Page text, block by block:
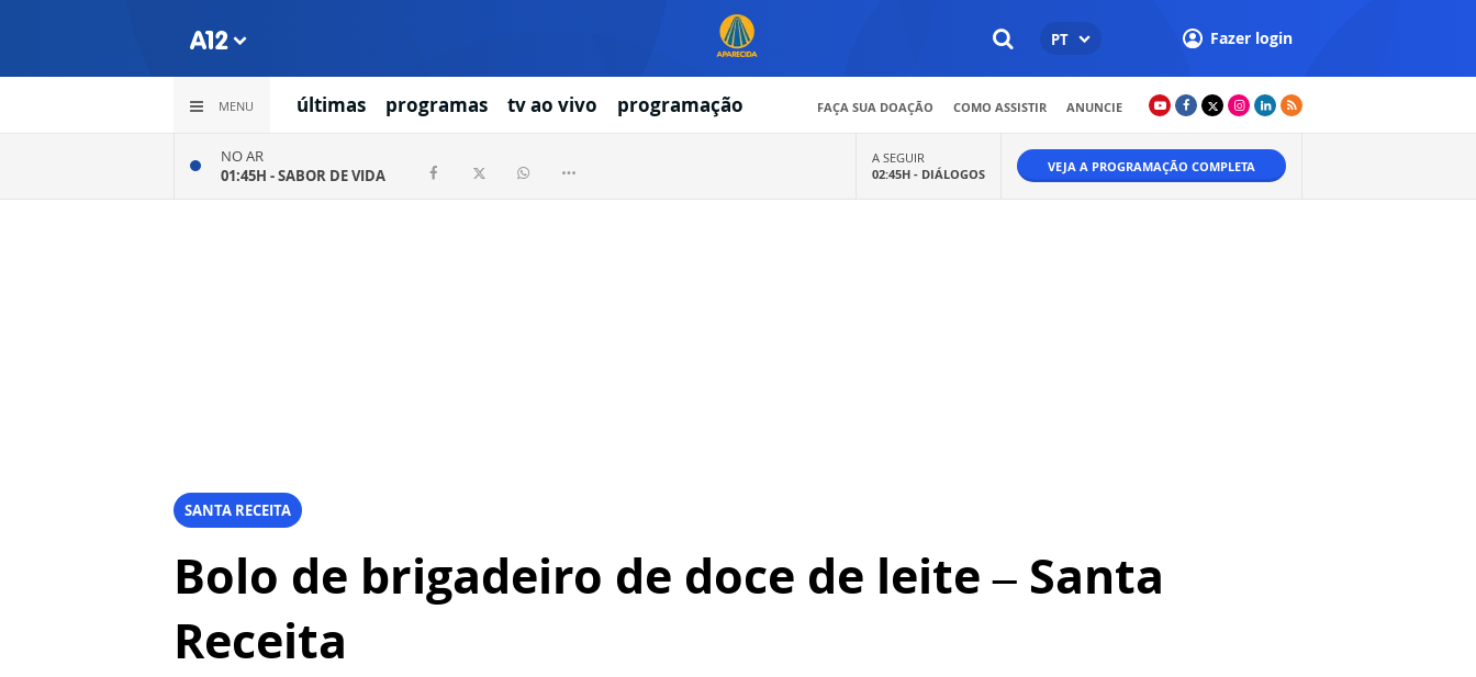
PT Fazer login
MENU últimas programas tv ao vivo programação FAÇA SUA DOAÇÃO COMO ASSISTIR ANUNCIE
NO AR
01:45H -SABOR DE VIDA
A SEGUIR
02:45H - DIÁLOGOS VEJA A PROGRAMAÇÃO COMPLETA
SANTA RECEITA
Bolo de brigadeiro de doce de leite – Santa
Receita